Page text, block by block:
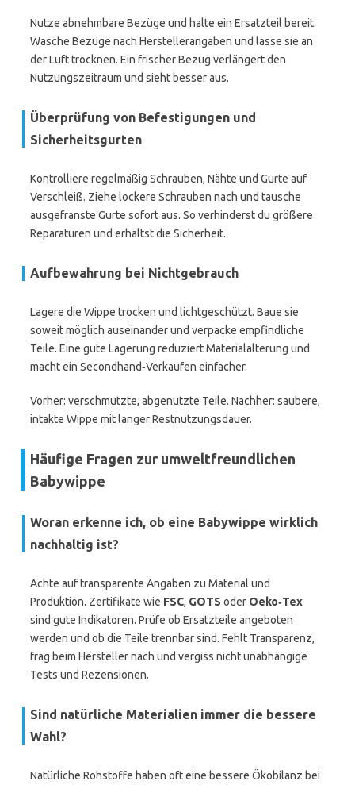
Nutze abnehmbare Bezüge und halte ein Ersatzteil bereit.
Wasche Bezüge nach Herstellerangaben und lasse sie an
der Luft trocknen. Ein frischer Bezug verlängert den
Nutzungszeitraum und sieht besser aus.
Überprüfung von Befestigungen und
Sicherheitsgurten
Kontrolliere regelmäßig Schrauben, Nähte und Gurte auf
Verschleiß. Ziehe lockere Schrauben nach und tausche
ausgefranste Gurte sofort aus. So verhinderst du größere
Reparaturen und erhältst die Sicherheit.
Aufbewahrung bei Nichtgebrauch
Lagere die Wippe trocken und lichtgeschützt. Baue sie
soweit möglich auseinander und verpacke empfindliche
Teile. Eine gute Lagerung reduziert Materialalterung und
macht ein Secondhand‑Verkaufen einfacher.
Vorher: verschmutzte, abgenutzte Teile. Nachher: saubere,
intakte Wippe mit langer Restnutzungsdauer.
Häufige Fragen zur umweltfreundlichen
Babywippe
Woran erkenne ich, ob eine Babywippe wirklich
nachhaltig ist?
Achte auf transparente Angaben zu Material und
Produktion. Zertifikate wie FSC, GOTS oder Oeko‑Tex
sind gute Indikatoren. Prüfe ob Ersatzteile angeboten
werden und ob die Teile trennbar sind. Fehlt Transparenz,
frag beim Hersteller nach und vergiss nicht unabhängige
Tests und Rezensionen.
Sind natürliche Materialien immer die bessere
Wahl?
Natürliche Rohstoffe haben oft eine bessere Ökobilanz bei